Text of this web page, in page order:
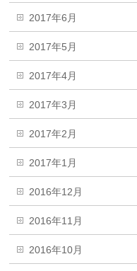
2017年6月
2017年5月
2017年4月
2017年3月
2017年2月
2017年1月
2016年12月
2016年11月
2016年10月